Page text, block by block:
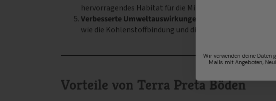
hervorragendes Habitat für die Mikrobiologie, was die
Verbesserte Umweltauswirkungen:
Durch die
wie die Kohlenstoffbindung und die Verringerung von
Vorteile von Terra Preta Böden
Wir verwenden deine Daten
Mails mit Angeboten,